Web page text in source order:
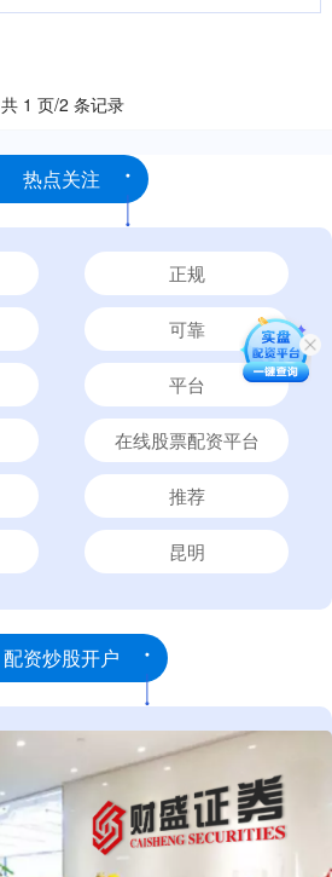
共 1 页/2 条记录
热点关注
正规
可靠
平台
在线股票配资平台
推荐
昆明
配资炒股开户